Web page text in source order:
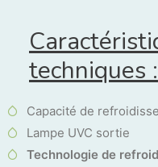
techniques :
Capacité de
Lampe UVC sortie
Technologie de